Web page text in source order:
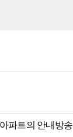
파트의 안내방송